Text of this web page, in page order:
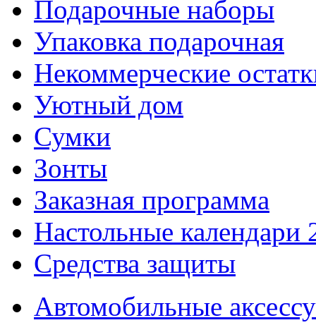
Подарочные наборы
Упаковка подарочная
Некоммерческие
Уютный дом
Сумки
Зонты
Заказная программа
Настольные календари
Средства защиты
Автомобильные